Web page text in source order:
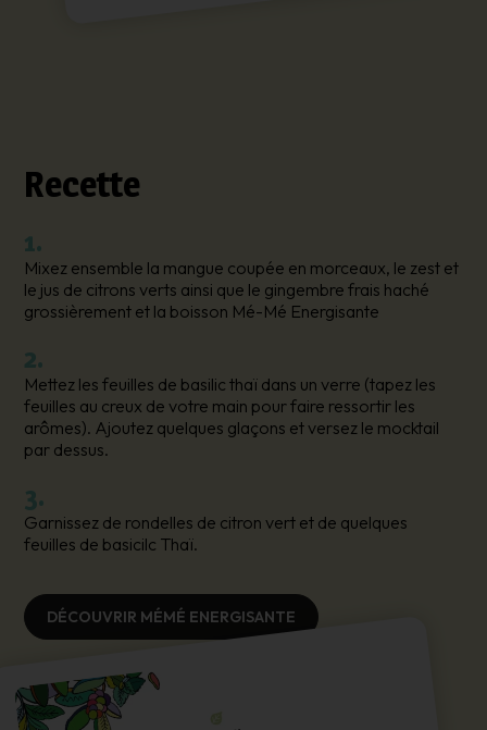
Recette
1.
Mixez ensemble la mangue coupée en morceaux, le zest et
le jus de citrons verts ainsi que le gingembre frais haché
grossièrement et la boisson Mé-Mé Energisante
2.
Mettez les feuilles de basilic thaï dans un verre (tapez les
feuilles au creux de votre main pour faire ressortir les
arômes). Ajoutez quelques glaçons et versez le mocktail
par dessus.
3.
Garnissez de rondelles de citron vert et de quelques
feuilles de basicilc Thaï.
DÉCOUVRIR MÉMÉ ENERGISANTE